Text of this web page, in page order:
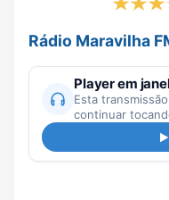
Rádio Maravilha
Player em
Esta
continuar